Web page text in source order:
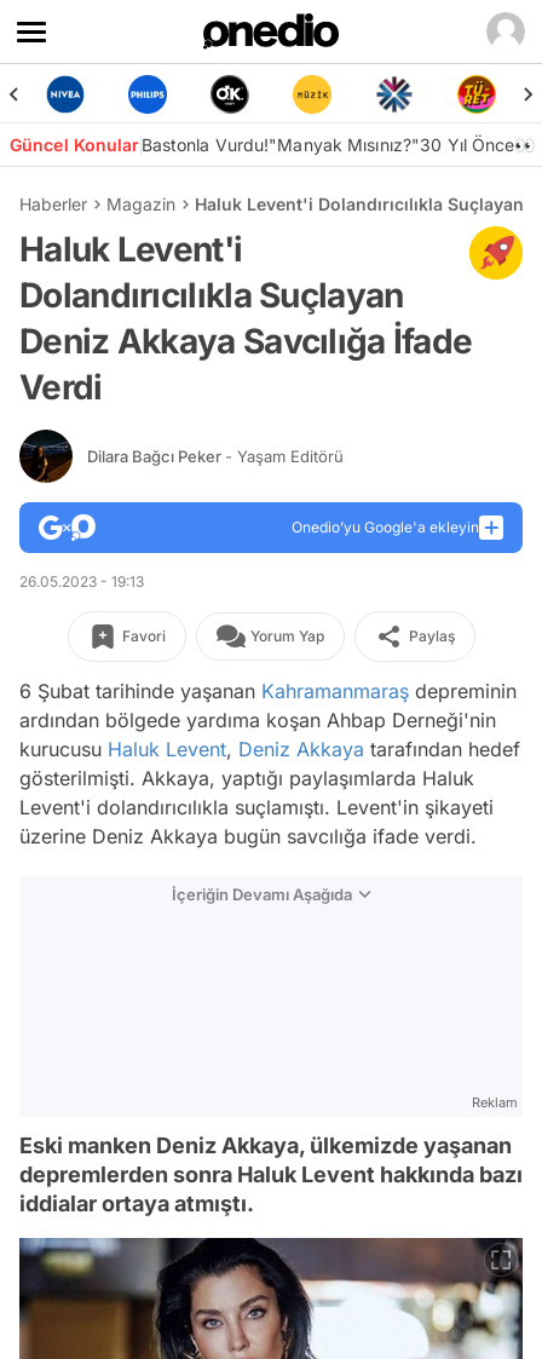
Güncel KonularBastonla Vurdu!"Manyak Mısınız?"30 Yıl Önce👀
Haberler Magazin Haluk Levent'i Dolandırıcılıkla Suçlayan
Haluk Levent'i
Dolandırıcılıkla Suçlayan
Deniz Akkaya Savcılığa İfade
Verdi
Dilara Bağcı Peker - Yaşam Editörü
Onedio’yu Google'a ekleyin
26.05.2023 - 19:13
Favori Yorum Yap Paylaş
6 Şubat tarihinde yaşanan Kahramanmaraş depreminin
ardından bölgede yardıma koşan Ahbap Derneği'nin
kurucusu Haluk Levent, Deniz Akkaya tarafından hedef
gösterilmişti. Akkaya, yaptığı paylaşımlarda Haluk
Levent'i dolandırıcılıkla suçlamıştı. Levent'in şikayeti
üzerine Deniz Akkaya bugün savcılığa ifade verdi.
İçeriğin Devamı Aşağıda
Reklam
Eski manken Deniz Akkaya, ülkemizde yaşanan
depremlerden sonra Haluk Levent hakkında bazı
iddialar ortaya atmıştı.